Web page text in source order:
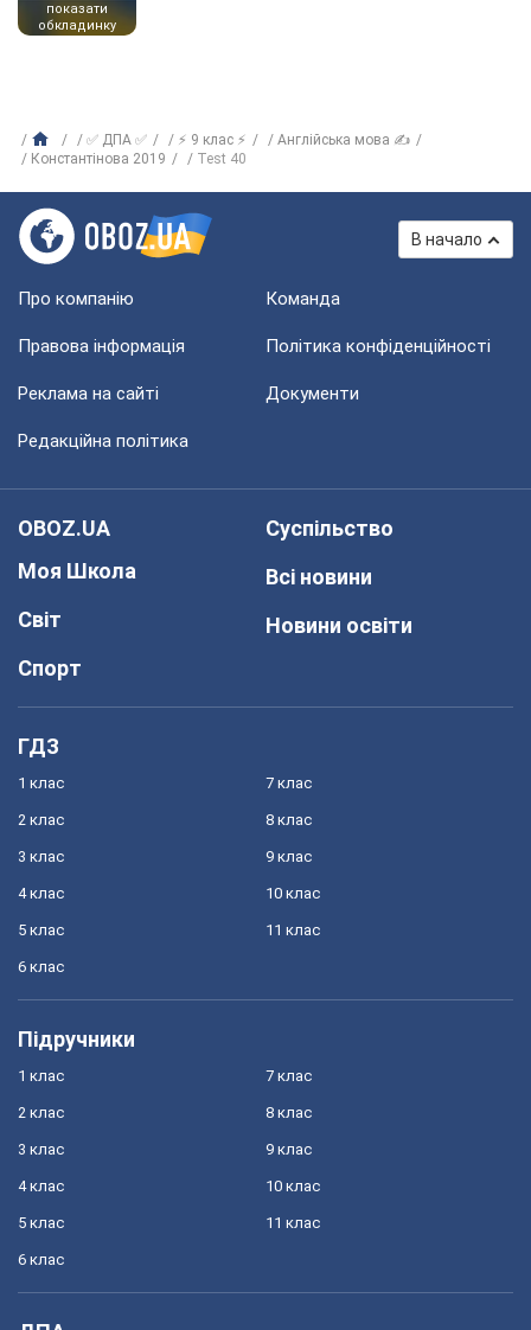
показати
обкладинку
✅ ДПА ✅ ⚡ 9 клас ⚡
Англійська мова ✍
Константінова 2019
Test 40
В начало
Про компанію Команда
Правова інформація Політика конфіденційності
Реклама на сайті Документи
Редакційна політика
OBOZ.UA
Моя Школа
Світ
Спорт
Суспільство
Всі новини
Новини освіти
ГДЗ
1 клас
2 клас
3 клас
4 клас
5 клас
6 клас
7 клас
8 клас
9 клас
10 клас
11 клас
Підручники
1 клас
2 клас
3 клас
4 клас
5 клас
6 клас
7 клас
8 клас
9 клас
10 клас
11 клас